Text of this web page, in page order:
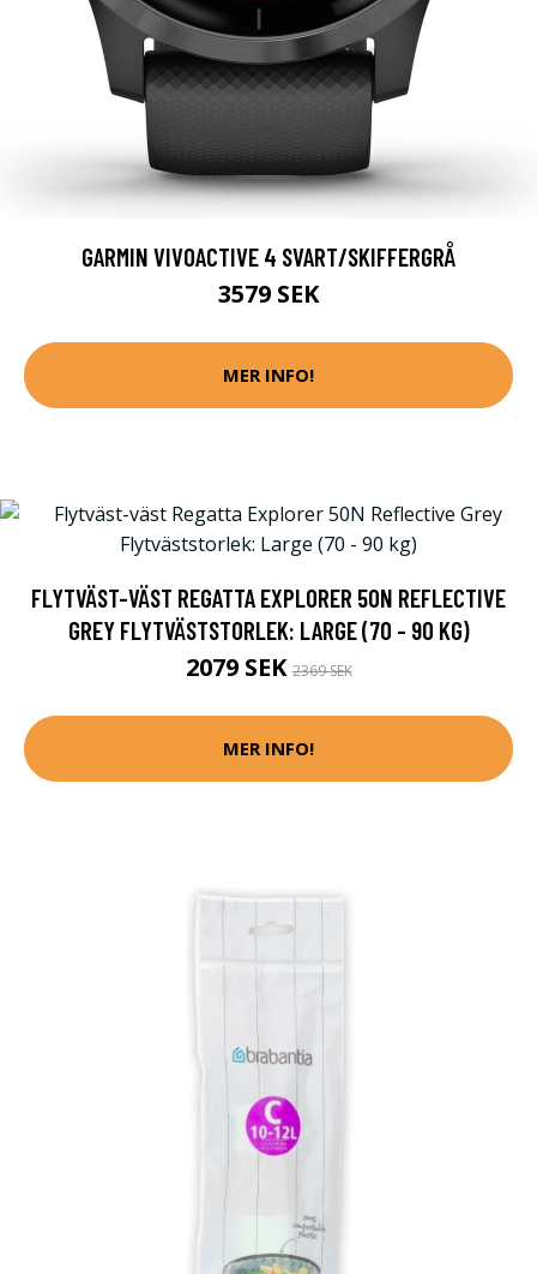
GARMIN VIVOACTIVE 4 SVART/SKIFFERGRÅ
3579 SEK
MER INFO!
FLYTVÄST-VÄST REGATTA EXPLORER 50N REFLECTIVE
GREY FLYTVÄSTSTORLEK: LARGE (70 - 90 KG)
2079 SEK2369 SEK
MER INFO!